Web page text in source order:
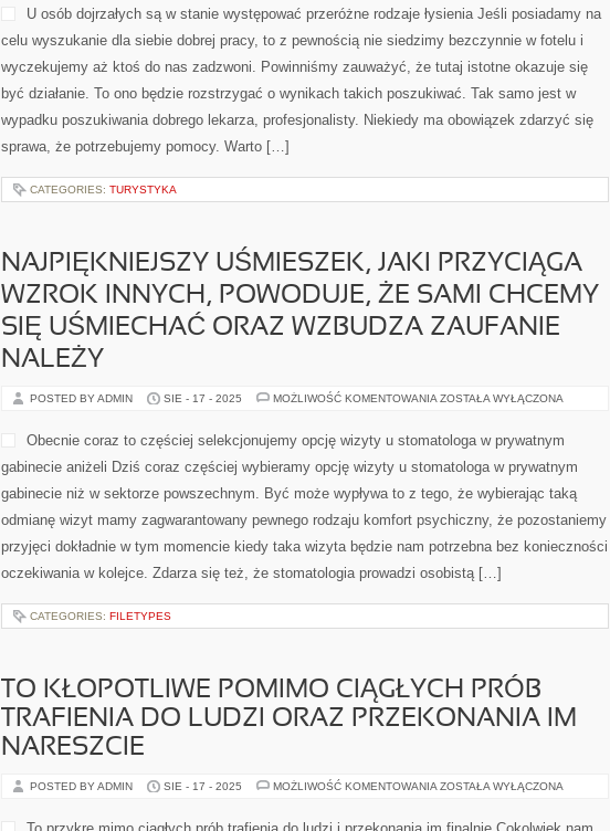
BEZ
WĄTPIENIE
CIERPIAŁ
WŁASNYM
NA
CHOROBĘ
GROŹNĄ
U osób dojrzałych są w stanie występować przeróżne rodzaje łysienia Jeśli posiadamy na
celu wyszukanie dla siebie dobrej pracy, to z pewnością nie siedzimy bezczynnie w fotelu i
wyczekujemy aż ktoś do nas zadzwoni. Powinniśmy zauważyć, że tutaj istotne okazuje się
być działanie. To ono będzie rozstrzygać o wynikach takich poszukiwać. Tak samo jest w
wypadku poszukiwania dobrego lekarza, profesjonalisty. Niekiedy ma obowiązek zdarzyć się
sprawa, że potrzebujemy pomocy. Warto […]
CATEGORIES: TURYSTYKA
NAJPIĘKNIEJSZY UŚMIESZEK, JAKI PRZYCIĄGA
WZROK INNYCH, POWODUJE, ŻE SAMI CHCEMY
SIĘ UŚMIECHAĆ ORAZ WZBUDZA ZAUFANIE
NALEŻY
POSTED BY ADMIN SIE - 17 - 2025 MOŻLIWOŚĆ KOMENTOWANIA NAJPIĘKNIEJSZY
PRZYCIĄGA
WZROK
POWODUJE,
SAMI
SIĘ
UŚMIECHAĆ
ORAZ
WZBUDZA
ZAUFANIE
NALEŻY
ZOSTAŁA WYŁĄCZONA
Obecnie coraz to częściej selekcjonujemy opcję wizyty u stomatologa w prywatnym
gabinecie aniżeli Dziś coraz częściej wybieramy opcję wizyty u stomatologa w prywatnym
gabinecie niż w sektorze powszechnym. Być może wypływa to z tego, że wybierając taką
odmianę wizyt mamy zagwarantowany pewnego rodzaju komfort psychiczny, że pozostaniemy
przyjęci dokładnie w tym momencie kiedy taka wizyta będzie nam potrzebna bez konieczności
oczekiwania w kolejce. Zdarza się też, że stomatologia prowadzi osobistą […]
CATEGORIES: FILETYPES
TO KŁOPOTLIWE POMIMO CIĄGŁYCH PRÓB
TRAFIENIA DO LUDZI ORAZ PRZEKONANIA IM
NARESZCIE
POSTED BY ADMIN SIE - 17 - 2025 MOŻLIWOŚĆ KOMENTOWANIA TO
CIĄGŁYCH
ZOSTAŁA WYŁĄCZONA